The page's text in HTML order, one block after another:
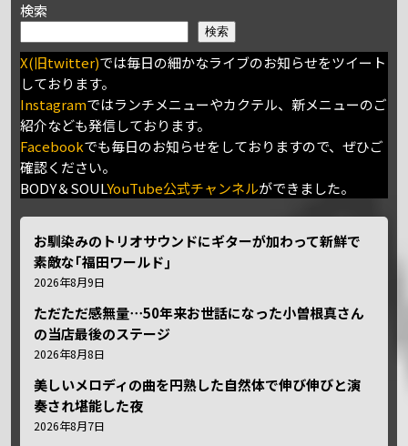
検索
検索
X(旧twitter)では毎日の細かなライブのお知らせをツイート
しております。
Instagramではランチメニューやカクテル、新メニューのご
紹介なども発信しております。
Facebookでも毎日のお知らせをしておりますので、ぜひご
確認ください。
BODY＆SOULYouTube公式チャンネルができました。
お馴染みのトリオサウンドにギターが加わって新鮮で
素敵な｢福田ワールド｣
2026年8月9日
ただただ感無量⋯50年来お世話になった小曽根真さん
の当店最後のステージ
2026年8月8日
美しいメロディの曲を円熟した自然体で伸び伸びと演
奏され堪能した夜
2026年8月7日